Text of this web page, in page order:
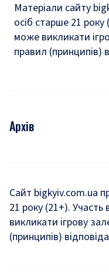
Матеріали сайту
осіб старше 21 року
може викликати
правил (принципів)
Архів
Комуналка
Хроніки війни
Сайт bigkyiv.com.ua
21 року (21+). Участь
викликати ігрову
(принципів)